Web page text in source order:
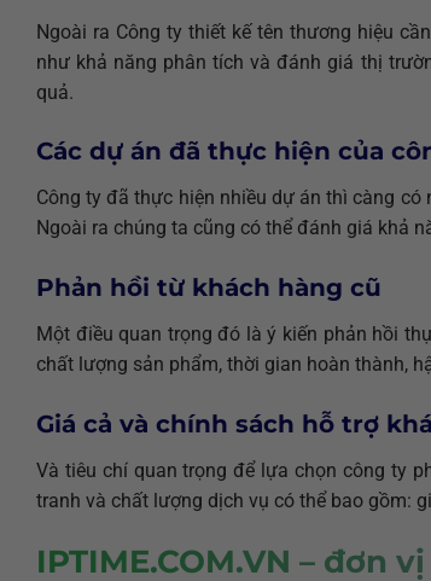
Ngoài ra Công ty thiết kế tên thương hiệu
như khả năng phân tích và đánh giá thị
quả.
Các dự án đã thực hiện của
Công ty đã thực hiện nhiều dự án thì càng
Ngoài ra chúng ta cũng có thể đánh giá khả
Phản hồi từ khách hàng cũ
Một điều quan trọng đó là ý kiến phản hồi
chất lượng sản phẩm, thời gian hoàn thành,
Giá cả và chính sách hỗ trợ
Và tiêu chí quan trọng để lựa chọn công ty
tranh và chất lượng dịch vụ có thể bao gồm:
IPTIME.COM.VN – đơn